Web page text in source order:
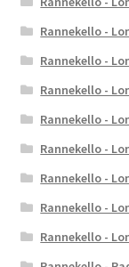
Rannekello -
Rannekello -
Rannekello -
Rannekello -
Rannekello -
Rannekello -
Rannekello -
Rannekello -